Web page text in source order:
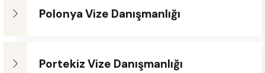
Polonya Vize Danışmanlığı
Portekiz Vize Danışmanlığı